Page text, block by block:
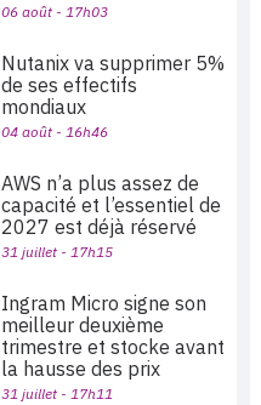
06 août - 17h03
Nutanix va supprimer 5%
de ses effectifs
mondiaux
04 août - 16h46
AWS n’a plus assez de
capacité et l’essentiel de
2027 est déjà réservé
31 juillet - 17h15
Ingram Micro signe son
meilleur deuxième
trimestre et stocke avant
la hausse des prix
31 juillet - 17h11